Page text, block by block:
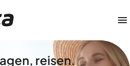
reisen.